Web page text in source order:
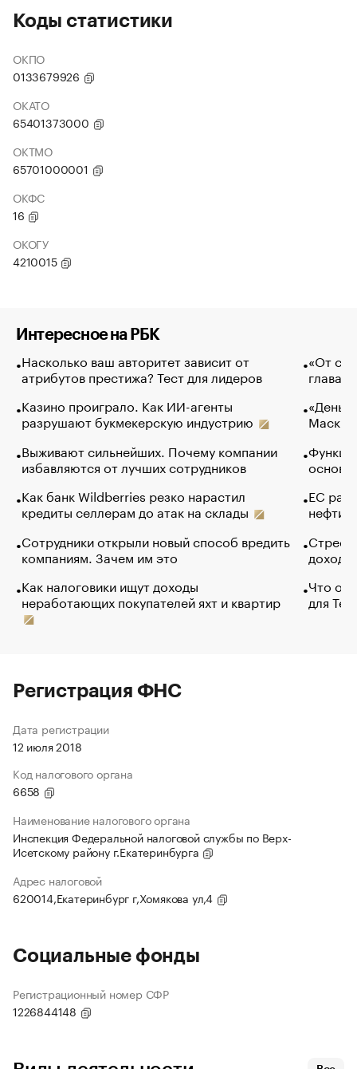
Коды статистики
ОКПО
0133679926
ОКАТО
65401373000
ОКТМО
65701000001
ОКФС
16
ОКОГУ
4210015
Интересное на РБК
Насколько ваш авторитет зависит от
атрибутов престижа? Тест для лидеров
Казино проиграло. Как ИИ-агенты
разрушают букмекерскую индустрию
Выживают сильнейших. Почему компании
избавляются от лучших сотрудников
Как банк Wildberries резко нарастил
кредиты селлерам до атак на склады
Сотрудники открыли новый способ вредить
компаниям. Зачем им это
Как налоговики ищут доходы
неработающих покупателей яхт и квартир
«От
глава
Маск в
основ
ЕС
нефти
Что
для
Регистрация ФНС
Дата регистрации
12 июля 2018
Код налогового органа
6658
Наименование налогового органа
Инспекция Федеральной налоговой службы по Верх-
Исетскому району г.Екатеринбурга
Адрес налоговой
620014,Екатеринбург г,Хомякова ул,4
Социальные фонды
Регистрационный номер СФР
1226844148